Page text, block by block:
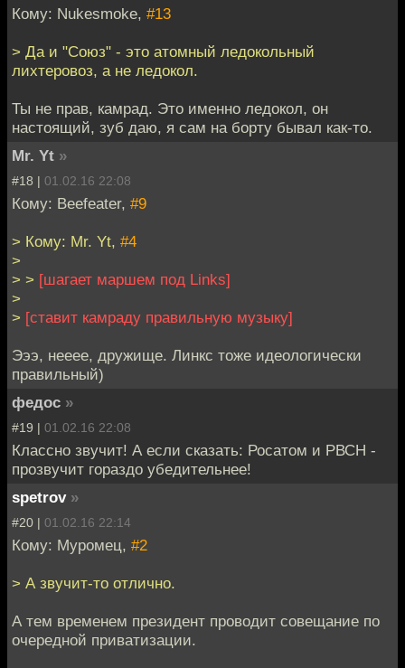
Кому: Nukesmoke, #13
> Да и "Союз" - это атомный ледокольный
лихтеровоз, а не ледокол.
Ты не прав, камрад. Это именно ледокол, он
настоящий, зуб даю, я сам на борту бывал как-то.
Mr. Yt »
#18 | 01.02.16 22:08
Кому: Beefeater, #9
> Кому: Mr. Yt, #4
>
> > [шагает маршем под Links]
>
> [ставит камраду правильную музыку]
Эээ, нееее, дружище. Линкс тоже идеологически
правильный)
федос »
#19 | 01.02.16 22:08
Классно звучит! А если сказать: Росатом и РВСН -
прозвучит гораздо убедительнее!
spetrov »
#20 | 01.02.16 22:14
Кому: Муромец, #2
> А звучит-то отлично.
А тем временем президент проводит совещание по
очередной приватизации.